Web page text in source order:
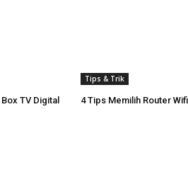
TV Digital
Tips & Trik
4 Tips Memilih Router